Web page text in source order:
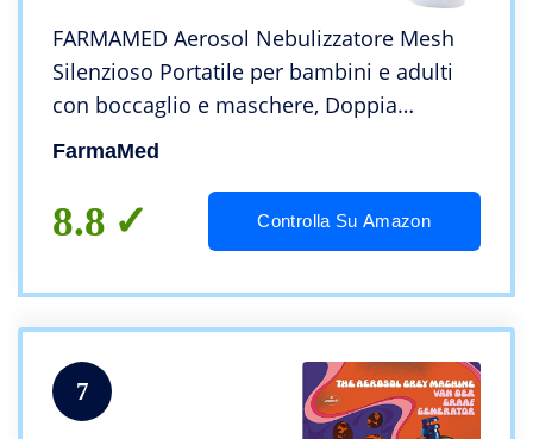
FARMAMED Aerosol Nebulizzatore Mesh
Silenzioso Portatile per bambini e adulti
con boccaglio e maschere, Doppia
Alimentazione, Ricaricabile con cavo USB
FarmaMed
8.8 Controlla Su Amazon
7